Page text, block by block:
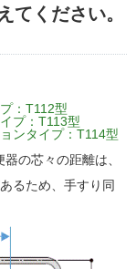
てください。
：T112型
プ：T113型
ンタイプ：T114型
の芯々の距離は、
るため、手すり同